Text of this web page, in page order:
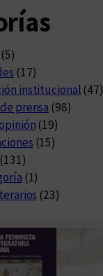
(5)
(17)
institucional (47)
prensa (98)
(19)
(15)
(131)
(1)
(23)